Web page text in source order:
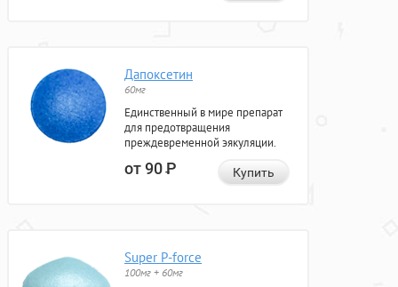
Дапоксетин
60мг
Единственный в мире препарат
для предотвращения
преждевременной эякуляции.
от 90Р Купить
Super P-force
100мг + 60мг